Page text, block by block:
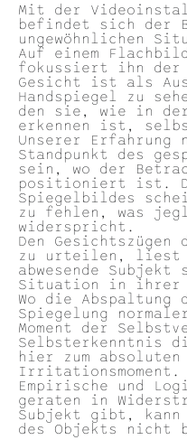
Mit der
befindet sich der
ungewöhnlichen
Auf einem
fokussiert ihn
Gesicht ist als
Handspiegel zu
den sie, wie in
erkennen ist,
Unserer Erfahrung
Standpunkt des
sein, wo der
positioniert ist.
Spiegelbildes
zu fehlen, was
widerspricht.
Den
zu urteilen, liest
abwesende
Situation in ihrer
Wo die
Spiegelung
Moment der
Selbsterkenntnis
hier zum absoluten
Irritationsmoment.
Empirische und
geraten in
Subjekt gibt, kann
des Objekts nicht